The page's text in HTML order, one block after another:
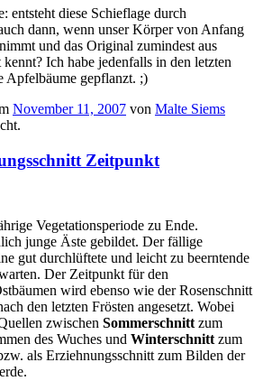
entsteht diese Schieflage durch
dann, wenn unser Körper von Anfang
und das Original zumindest aus
Ich habe jedenfalls in den letzten
Apfelbäume gepflanzt. ;)
November 11, 2007 von Malte Siems
Zeitpunkt
Vegetationsperiode zu Ende.
junge Äste gebildet. Der fällige
gut durchlüftete und leicht zu beerntende
Der Zeitpunkt für den
wird ebenso wie der Rosenschnitt
den letzten Frösten angesetzt. Wobei
zwischen Sommerschnitt zum
des Wuches und Winterschnitt zum
als Erziehnungsschnitt zum Bilden der